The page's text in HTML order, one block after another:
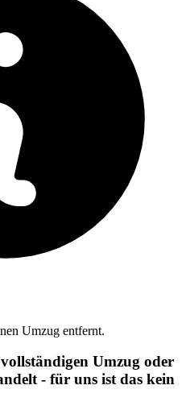
Umzug entfernt.
Umzug oder
- für uns ist das kein